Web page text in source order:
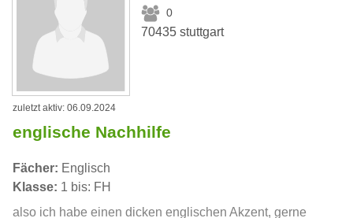
0
70435 stuttgart
zuletzt aktiv: 06.09.2024
englische Nachhilfe
Fächer: Englisch
Klasse: 1 bis: FH
also ich habe einen dicken englischen Akzent, gerne